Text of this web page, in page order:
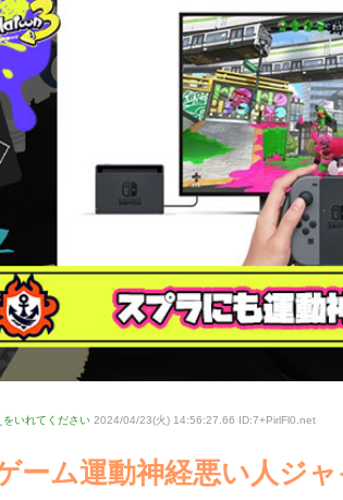
をいれてください 2024/04/23(火) 14:56:27.66 ID:7+PirlFl0 .net
ーム運動神経悪い人ジ